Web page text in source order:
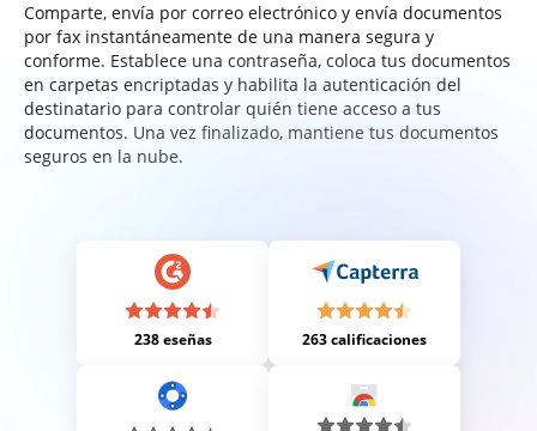
Comparte, envía por correo electrónico y envía documentos
por fax instantáneamente de una manera segura y
conforme. Establece una contraseña, coloca tus documentos
en carpetas encriptadas y habilita la autenticación del
destinatario para controlar quién tiene acceso a tus
documentos. Una vez finalizado, mantiene tus documentos
seguros en la nube.
238 eseñas 263 calificaciones